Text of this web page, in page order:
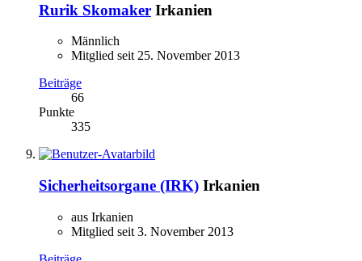
Rurik Skomaker Irkanien
Männlich
Mitglied seit 25. November 2013
Beiträge
66
Punkte
335
Sicherheitsorgane (IRK) Irkanien
aus Irkanien
Mitglied seit 3. November 2013